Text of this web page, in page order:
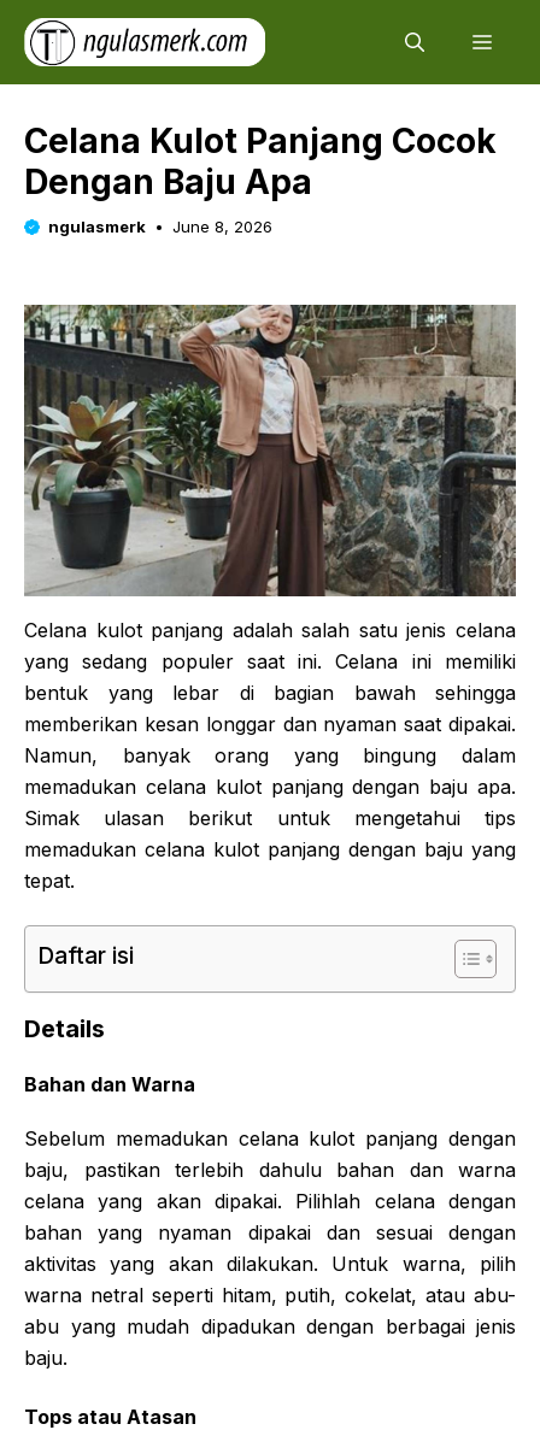
Skip
content
Celana Kulot Panjang Cocok
Dengan Baju Apa
ngulasmerk June 8, 2026
Celana kulot panjang adalah salah satu jenis celana
yang sedang populer saat ini. Celana ini memiliki
bentuk yang lebar di bagian bawah sehingga
memberikan kesan longgar dan nyaman saat dipakai.
Namun, banyak orang yang bingung dalam
memadukan celana kulot panjang dengan baju apa.
Simak ulasan berikut untuk mengetahui tips
memadukan celana kulot panjang dengan baju yang
tepat.
Daftar isi
Details
Bahan dan Warna
Sebelum memadukan celana kulot panjang dengan
baju, pastikan terlebih dahulu bahan dan warna
celana yang akan dipakai. Pilihlah celana dengan
bahan yang nyaman dipakai dan sesuai dengan
aktivitas yang akan dilakukan. Untuk warna, pilih
warna netral seperti hitam, putih, cokelat, atau abu-
abu yang mudah dipadukan dengan berbagai jenis
baju.
Tops atau Atasan